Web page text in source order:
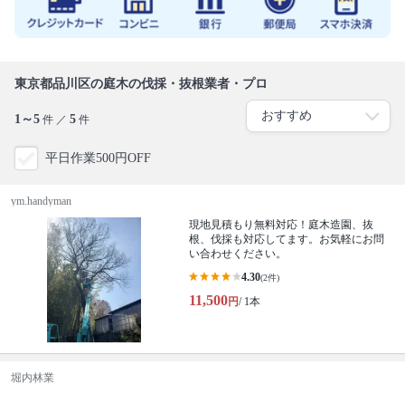
東京都品川区の庭木の伐採・抜根業者・プロ
1～5 件 ／ 5 件
平日作業500円OFF
ym.handyman
現地見積もり無料対応！庭木造園、抜
根、伐採も対応してます。お気軽にお問
い合わせください。
4.30(2件)
11,500円/ 1本
堀内林業